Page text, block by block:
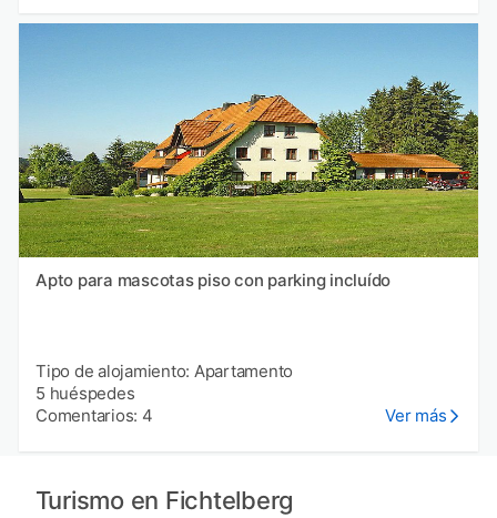
Apto para mascotas piso con parking incluído
Tipo de alojamiento: Apartamento
5 huéspedes
Comentarios: 4
Ver más
Turismo en Fichtelberg